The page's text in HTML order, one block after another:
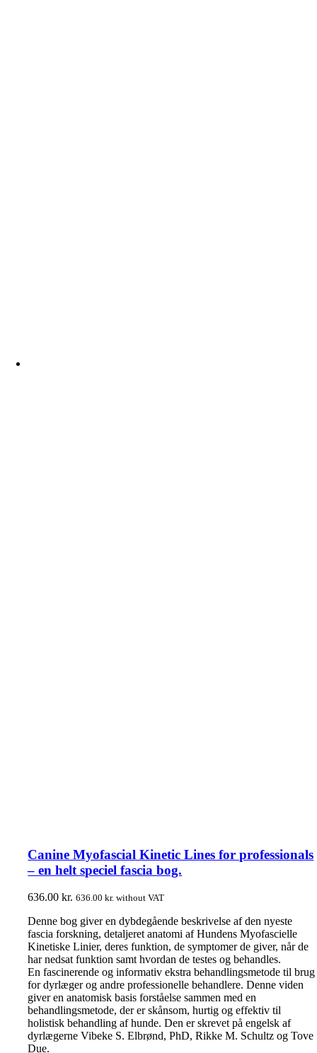
Canine Myofascial Kinetic Lines for professionals
– en helt speciel fascia bog.
636.00kr. 636.00kr. without VAT
Denne bog giver en dybdegående beskrivelse af den nyeste
fascia forskning, detaljeret anatomi af Hundens Myofascielle
Kinetiske Linier, deres funktion, de symptomer de giver, når de
har nedsat funktion samt hvordan de testes og behandles.
En fascinerende og informativ ekstra behandlingsmetode til brug
for dyrlæger og andre professionelle behandlere. Denne viden
giver en anatomisk basis forståelse sammen med en
behandlingsmetode, der er skånsom, hurtig og effektiv til
holistisk behandling af hunde. Den er skrevet på engelsk af
dyrlægerne Vibeke S. Elbrønd, PhD, Rikke M. Schultz og Tove
Due.